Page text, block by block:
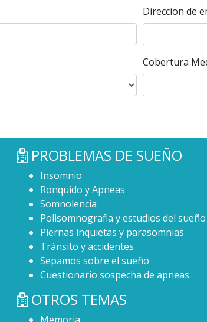
Direccion de
Cobertura
PROBLEMAS DE SUEÑO
Insomnio
Ronquido y Apneas
Somnolencia
Polisomnografia y estudios del sueño
Piernas inquietas y parasomnias
Tránsito y accidentes
Sepamos sobre el sueño
Cuestionario sospecha de apneas
OTROS TEMAS